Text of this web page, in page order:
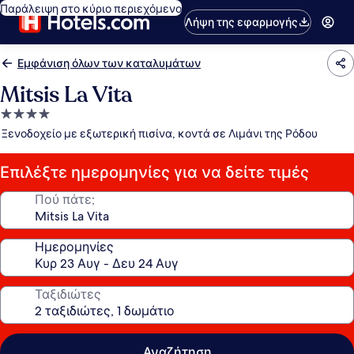
Παράλειψη στο κύριο περιεχόμενο
Λήψη της εφαρμογής
Εμφάνιση όλων των καταλυμάτων
Mitsis La Vita
Κατάλυμα
με
αστέρια
Ξενοδοχείο με εξωτερική πισίνα, κοντά σε Λιμάνι της Ρόδου
Επιλέξτε ημερομηνίες για να δείτε τιμές
Πού πάτε;
Ημερομηνίες
Ταξιδιώτες